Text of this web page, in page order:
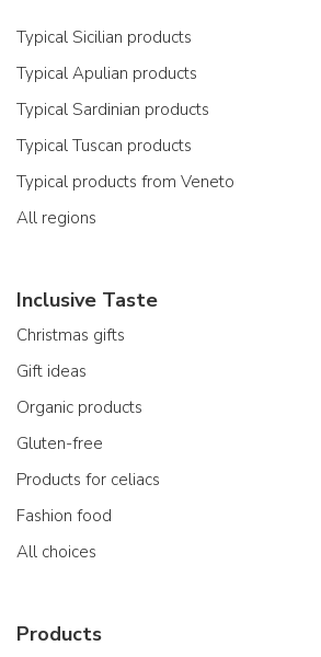
Typical Sicilian products
Typical Apulian products
Typical Sardinian products
Typical Tuscan products
Typical products from Veneto
All regions
Inclusive Taste
Christmas gifts
Gift ideas
Organic products
Gluten-free
Products for celiacs
Fashion food
All choices
Products